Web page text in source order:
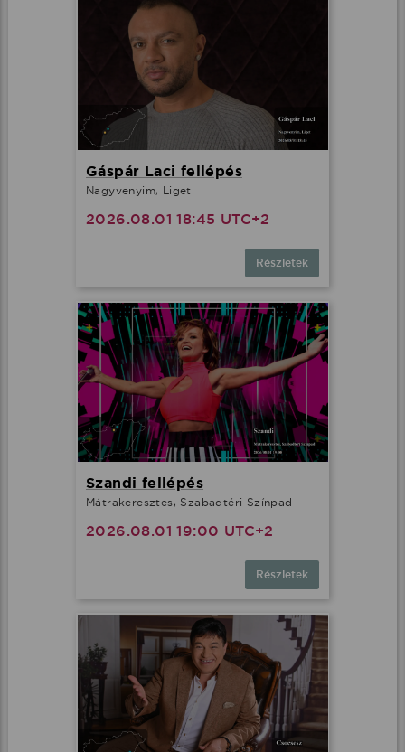
Gáspár Laci fellépés
Nagyvenyim, Liget
2026.08.01 18:45 UTC+2
Részletek
Szandi fellépés
Mátrakeresztes, Szabadtéri Színpad
2026.08.01 19:00 UTC+2
Részletek